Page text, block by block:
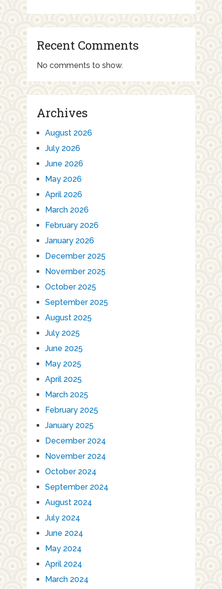
Recent Comments
No comments to show.
Archives
August 2026
July 2026
June 2026
May 2026
April 2026
March 2026
February 2026
January 2026
December 2025
November 2025
October 2025
September 2025
August 2025
July 2025
June 2025
May 2025
April 2025
March 2025
February 2025
January 2025
December 2024
November 2024
October 2024
September 2024
August 2024
July 2024
June 2024
May 2024
April 2024
March 2024